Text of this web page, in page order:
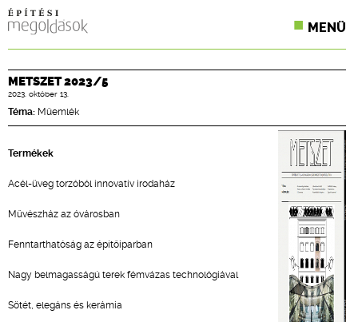
MENÜ
TERVEZÉSI SEGÉDLETEK
METSZET 2023/5
2023. október 13.
Téma: Műemlék
Termékek
Acél-üveg torzóból innovatív irodaház
Művészház az óvárosban
Fenntarthatóság az építőiparban
Nagy belmagasságú terek fémvázas technológiával
Sötét, elegáns és kerámia